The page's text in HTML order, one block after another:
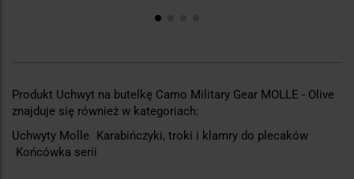
Produkt Uchwyt na butelkę Camo Military Gear MOLLE - Olive
znajduje się również w kategoriach:
Uchwyty Molle Karabińczyki, troki i klamry do plecaków
Końcówka serii